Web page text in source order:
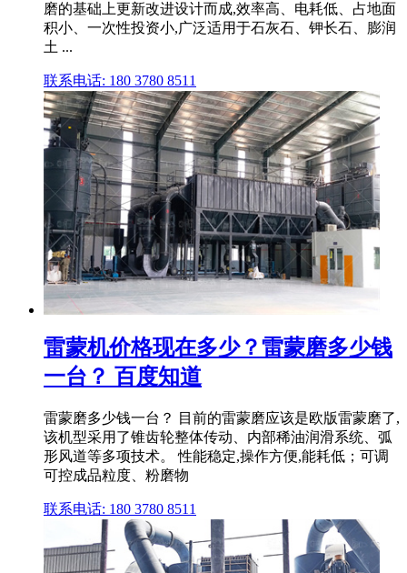
磨的基础上更新改进设计而成,效率高、电耗低、占地面
积小、一次性投资小,广泛适用于石灰石、钾长石、膨润
土 ...
联系电话: 180 3780 8511
雷蒙机价格现在多少？雷蒙磨多少钱
一台？ 百度知道
雷蒙磨多少钱一台？ 目前的雷蒙磨应该是欧版雷蒙磨了,
该机型采用了锥齿轮整体传动、内部稀油润滑系统、弧
形风道等多项技术。 性能稳定,操作方便,能耗低；可调
可控成品粒度、粉磨物
联系电话: 180 3780 8511